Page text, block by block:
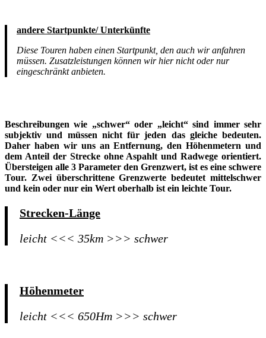
andere Startpunkte/ Unterkünfte
Diese Touren haben einen Startpunkt, den auch wir anfahren
müssen. Zusatzleistungen können wir hier nicht oder nur
eingeschränkt anbieten.
Beschreibungen wie „schwer“ oder „leicht“ sind immer sehr
subjektiv und müssen nicht für jeden das gleiche bedeuten.
Daher haben wir uns an Entfernung, den Höhenmetern und
dem Anteil der Strecke ohne Aspahlt und Radwege orientiert.
Übersteigen alle 3 Parameter den Grenzwert, ist es eine schwere
Tour. Zwei überschrittene Grenzwerte bedeutet mittelschwer
und kein oder nur ein Wert oberhalb ist ein leichte Tour.
Strecken-Länge
leicht <<< 35km >>> schwer
Höhenmeter
leicht <<< 650Hm >>> schwer